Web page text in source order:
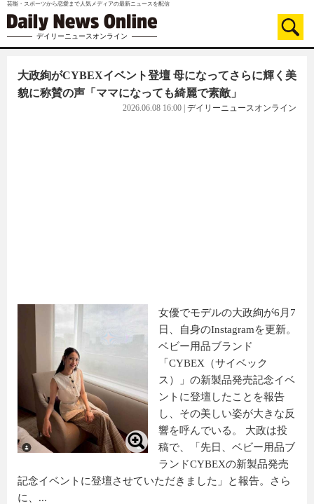
芸能・スポーツから恋愛まで人気メディアの最新ニュースを配信
デイリーニュースオンライン
大政絢がCYBEXイベント登壇 母になってさらに輝く美
貌に称賛の声「ママになっても綺麗で素敵」
2026.06.08 16:00 デイリーニュースオンライン
女優でモデルの大政絢が6月7
日、自身のInstagramを更新。
ベビー用品ブランド
「CYBEX（サイベック
ス）」の新製品発売記念イベ
ントに登壇したことを報告
し、その美しい姿が大きな反
響を呼んでいる。 大政は投
稿で、「先日、ベビー用品ブ
ランドCYBEXの新製品発売
記念イベントに登壇させていただきました」と報告。さら
に、...